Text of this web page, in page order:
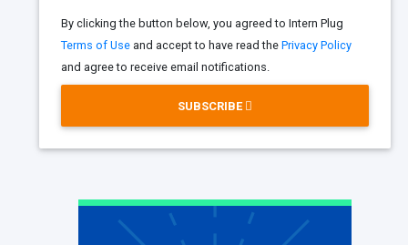
By clicking the button below, you agreed to Intern Plug
Terms of Use and accept to have read the Privacy Policy
and agree to receive email notifications.
SUBSCRIBE